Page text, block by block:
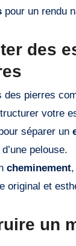
pour un rendu
des
des pierres
votre
séparer un
pelouse.
cheminement
original et
un